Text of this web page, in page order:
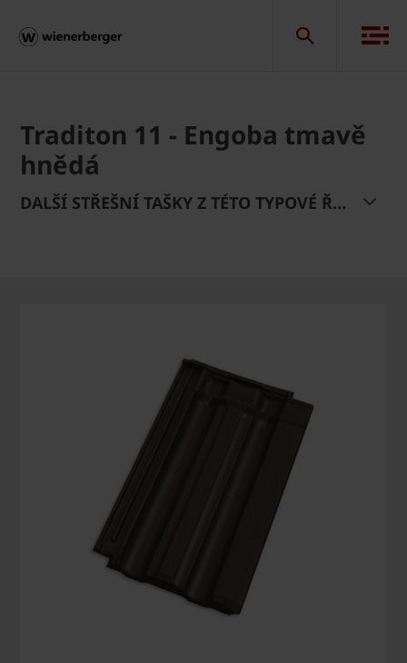
Traditon 11 - Engoba tmavě
hnědá
DALŠÍ STŘEŠNÍ TAŠKY Z TÉTO TYPOVÉ ŘADY